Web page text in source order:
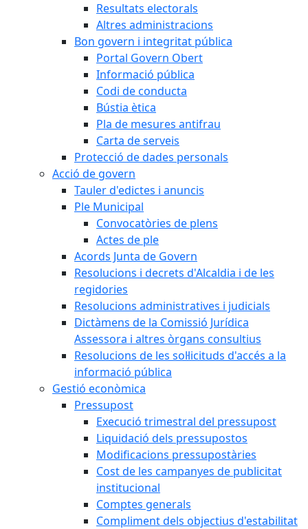
Resultats electorals
Altres administracions
Bon govern i integritat pública
Portal Govern Obert
Informació pública
Codi de conducta
Bústia ètica
Pla de mesures antifrau
Carta de serveis
Protecció de dades personals
Acció de govern
Tauler d'edictes i anuncis
Ple Municipal
Convocatòries de plens
Actes de ple
Acords Junta de Govern
Resolucions i decrets d'Alcaldia i de les
regidories
Resolucions administratives i judicials
Dictàmens de la Comissió Jurídica
Assessora i altres òrgans consultius
Resolucions de les sol·licituds d'accés a la
informació pública
Gestió econòmica
Pressupost
Execució trimestral del pressupost
Liquidació dels pressupostos
Modificacions pressupostàries
Cost de les campanyes de publicitat
institucional
Comptes generals
Compliment dels objectius d'estabilitat